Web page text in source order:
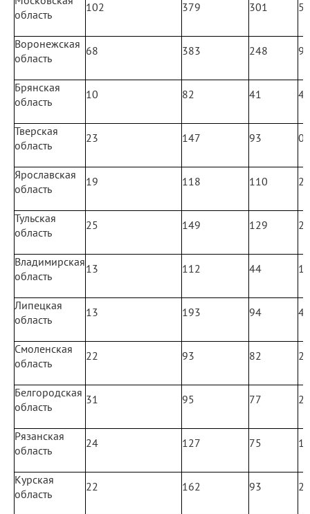
область
102 379 301 5
Воронежская
область
68 383 248 9
Брянская
область
10 82 41 4
Тверская
область
23 147 93 0
Ярославская
область
19 118 110 2
Тульская
область
25 149 129 2
Владимирская
область
13 112 44 1
Липецкая
область
13 193 94 4
Смоленская
область
22 93 82 2
Белгородская
область
31 95 77 2
Рязанская
область
24 127 75 1
Курская
область
22 162 93 2